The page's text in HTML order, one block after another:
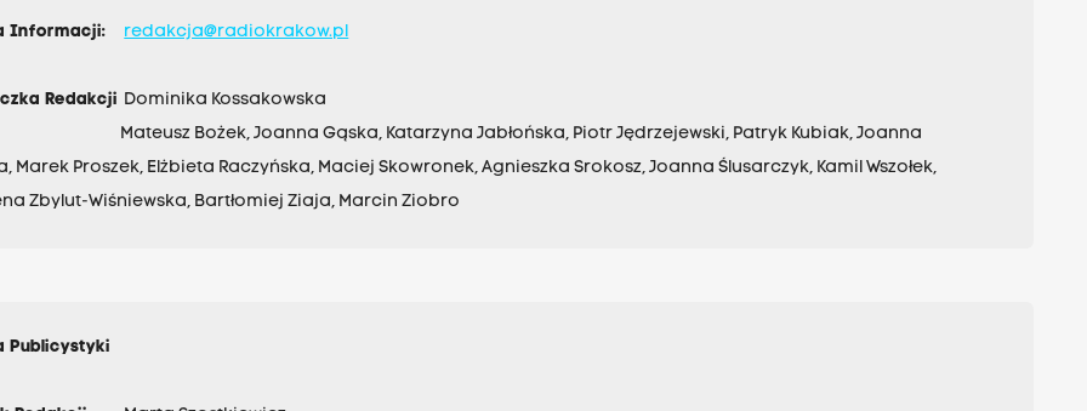
Informacji: redakcja@radiokrakow.pl
Redakcji Dominika Kossakowska
Mateusz Bożek, Joanna Gąska, Katarzyna Jabłońska, Piotr Jędrzejewski, Patryk Kubiak, Joanna
Marek Proszek, Elżbieta Raczyńska, Maciej Skowronek, Agnieszka Srokosz, Joanna Ślusarczyk, Kamil Wszołek,
Zbylut-Wiśniewska, Bartłomiej Ziaja, Marcin Ziobro
Publicystyki